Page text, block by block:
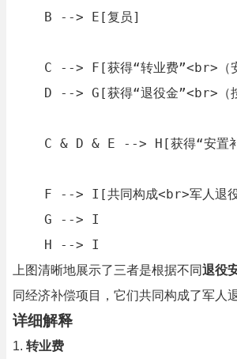
    B --> E[复员]
C --> F[获得“转业费”<br>（
D --> G[获得“退役金”<br>（
C & D & E --> H[获得“安置补
F --> I[共同构成<br>军人退
    G --> I
    H --> I
上图清晰地展示了三者是根据不同退役
同经济补偿项目，它们共同构成了军人
详细解释
1. 转业费